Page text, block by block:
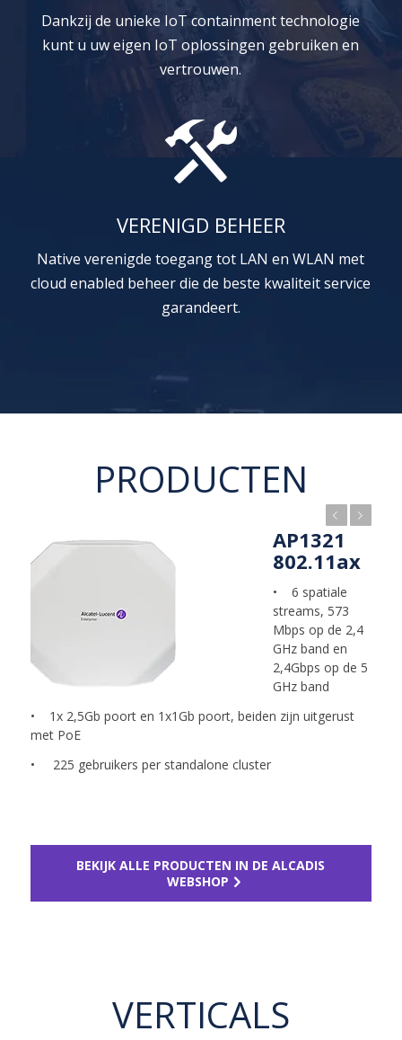
Dankzij de unieke IoT containment technologie
kunt u uw eigen IoT oplossingen gebruiken en
vertrouwen.
VERENIGD BEHEER
Native verenigde toegang tot LAN en WLAN met
cloud enabled beheer die de beste kwaliteit service
garandeert.
PRODUCTEN
AP1311
802.11ax
• 4 spatiale
streams, 573
Mbps op de 2.4
GHz band en
1.200 Mbps op
de 5 GHz band
• 3x Gigabit LAN poort, waarvan 2 PoE ondersteunen